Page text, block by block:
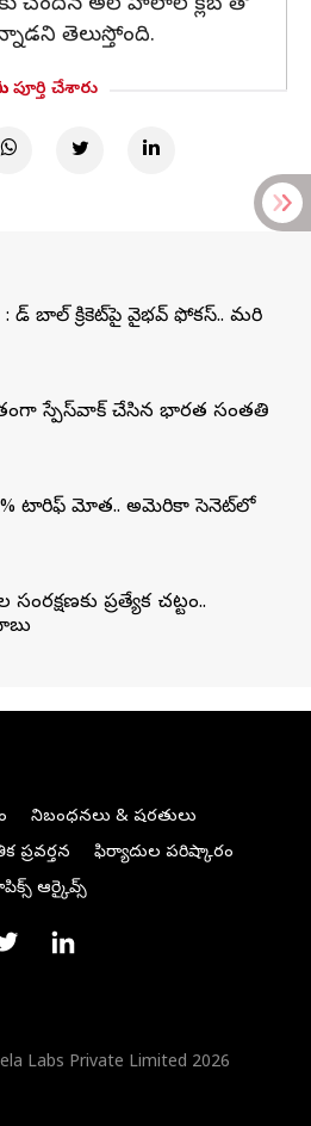
తెలుస్తోంది.
పూర్తి చేశారు
: రెడ్ బాల్ క్రికెట్‌పై వైభవ్ ఫోకస్.. మరి
స్పేస్‌వాక్‌ చేసిన భారత సంతతి
టారిఫ్‌ మోత.. అమెరికా సెనెట్‌లో
ప్రత్యేక చట్టం..
నిబంధనలు & షరతులు
ప్రవర్తన
ఫిర్యాదుల పరిష్కారం
ఆర్కైవ్స్
Labs Private Limited 2026